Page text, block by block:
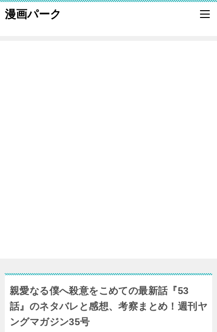
漫画パーク
親愛なる僕へ殺意をこめての最新話『53
話』のネタバレと感想、考察まとめ！週刊ヤ
ングマガジン35号